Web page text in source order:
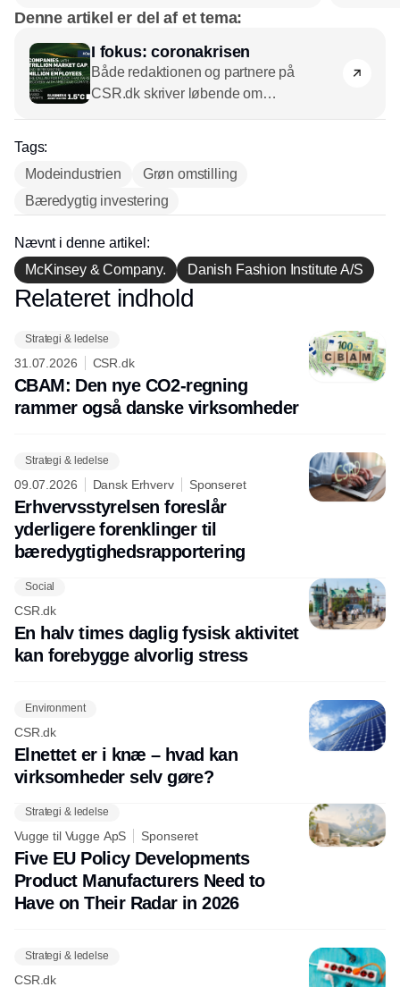
Denne artikel er del af et tema:
I fokus: coronakrisen
Både redaktionen og partnere på
CSR.dk skriver løbende om
Tags:
Modeindustrien
Grøn omstilling
Bæredygtig investering
Nævnt i denne artikel:
McKinsey & Company.
Danish Fashion Institute A/S
Annonce
Relateret indhold
Strategi & ledelse
31.07.2026 CSR.dk
CBAM: Den nye CO2-regning
rammer også danske virksomheder
Strategi & ledelse
09.07.2026 Dansk Erhverv Sponseret
Erhvervsstyrelsen foreslår
yderligere forenklinger til
bæredygtighedsrapportering
Social
CSR.dk
En halv times daglig fysisk aktivitet
kan forebygge alvorlig stress
Environment
CSR.dk
Elnettet er i knæ – hvad kan
virksomheder selv gøre?
Strategi & ledelse
Vugge til Vugge ApS Sponseret
Five EU Policy Developments
Product Manufacturers Need to
Have on Their Radar in 2026
Strategi & ledelse
CSR.dk